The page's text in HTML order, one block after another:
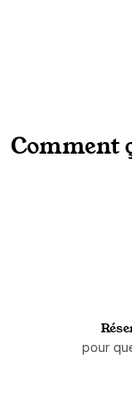
Comment
pour